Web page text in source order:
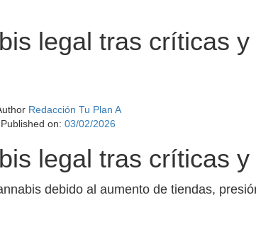
legal tras críticas
Redacción Tu Plan A
Published on: 03/02/2026
legal tras críticas
debido al aumento de tiendas,